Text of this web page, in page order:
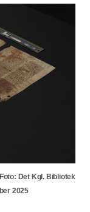
Foto: Det Kgl. Bibliotek
2025